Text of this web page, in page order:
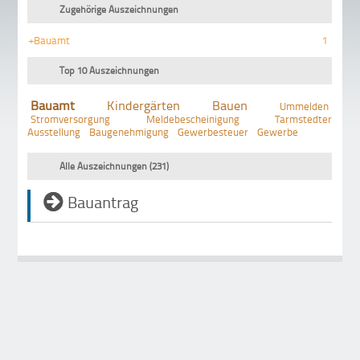
Zugehörige Auszeichnungen
+Bauamt 1
Top 10 Auszeichnungen
Bauamt Kindergärten Bauen
Ummelden
Stromversorgung
Meldebescheinigung
Tarmstedter
Ausstellung
Baugenehmigung Gewerbesteuer Gewerbe
Alle Auszeichnungen (231)
Bauantrag